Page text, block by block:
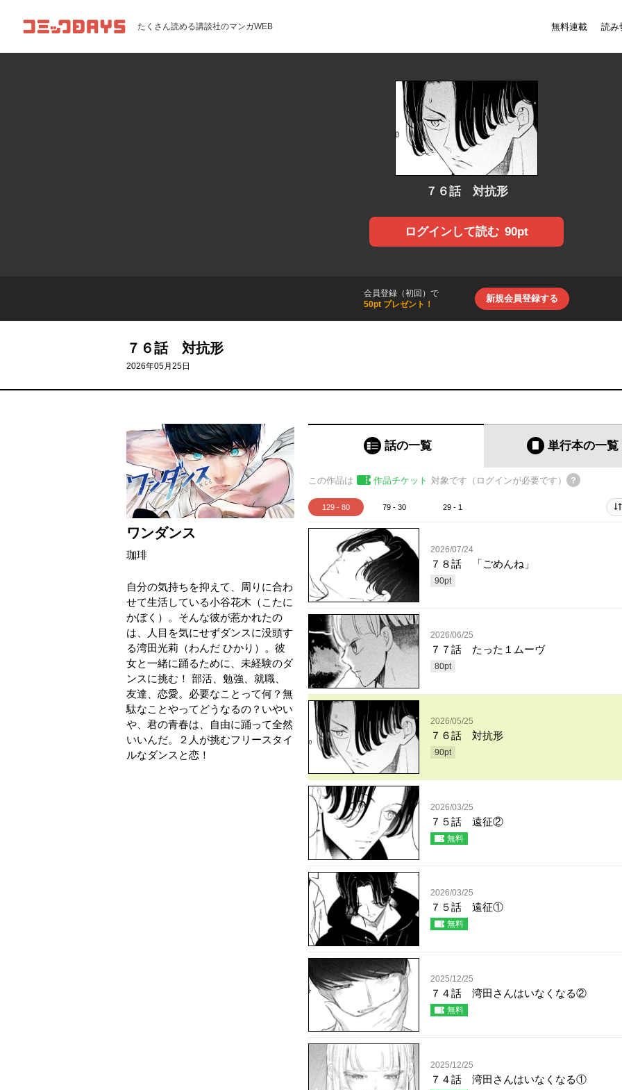
コミックDAYS たくさん読める講談社のマンガWEB 無料連載 読み
７６話 対抗形
ログインして読む 90pt
会員登録（初回）で
50pt プレゼント！
新規会員登録する
７６話 対抗形
2026年05月25日
ワンダンス
珈琲
自分の気持ちを抑えて、周りに合わ
せて生活している小谷花木（こたに
かぼく）。そんな彼が惹かれたの
は、人目を気にせずダンスに没頭す
る湾田光莉（わんだ ひかり）。彼
女と一緒に踊るために、未経験のダ
ンスに挑む！ 部活、勉強、就職、
友達、恋愛。必要なことって何？無
駄なことやってどうなるの？いやい
や、君の青春は、自由に踊って全然
いいんだ。２人が挑むフリースタイ
ルなダンスと恋！
話の一覧 単行本の一覧
この作品は 作品チケット 対象です（ログインが必要です）
129 - 80 79 - 30 29 - 1
2026/07/24
７８話 「ごめんね」
90pt
2026/06/25
７７話 たった１ムーヴ
80pt
2026/05/25
７６話 対抗形
90pt
2026/03/25
７５話 遠征②
無料
2026/03/25
７５話 遠征①
無料
2025/12/25
７４話 湾田さんはいなくなる②
無料
2025/12/25
７４話 湾田さんはいなくなる①